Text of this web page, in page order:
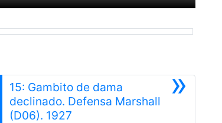
»
15: Gambito de dama
declinado. Defensa Marshall
(D06). 1927